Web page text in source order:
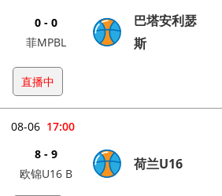
0 - 0
菲MPBL
巴塔安利瑟
斯
直播中
17:00
08-06
8 - 9
欧锦U16 B
荷兰U16